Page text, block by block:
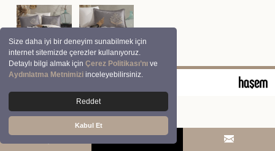
Size daha iyi bir deneyim sunabilmek için
internet sitemizde çerezler kullanıyoruz.
Detaylı bilgi almak içinÇerez Politikası’nı ve
Aydınlatma Metnimizi inceleyebilirsiniz.
Reddet
Kabul Et